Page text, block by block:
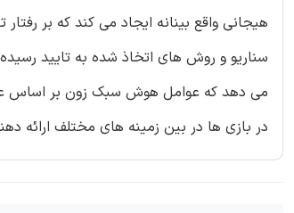
هیجانی واقع بینانه ایجاد می کند که بر
سناریو و روش های اتخاذ شده به تایید رسیده
می دهد که عوامل هوش سبک زون بر اساس
در بازی ها در بین زمینه های مختلف ارائه